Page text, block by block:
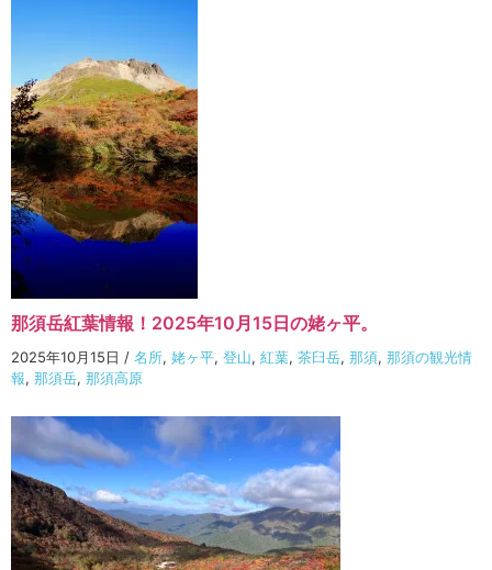
那須岳紅葉情報！2025年10月15日の姥ヶ平。
2025年10月15日 / 名所, 姥ヶ平, 登山, 紅葉, 茶臼岳, 那須, 那須の観光情
報, 那須岳, 那須高原